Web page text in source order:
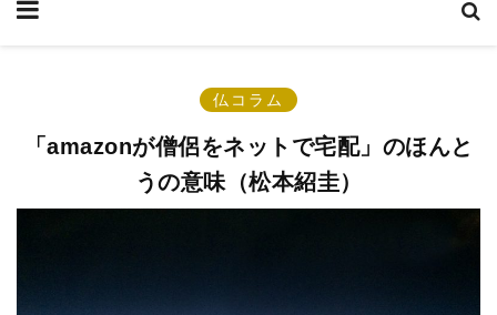
仏コラム
「amazonが僧侶をネットで宅配」のほんと
うの意味（松本紹圭）